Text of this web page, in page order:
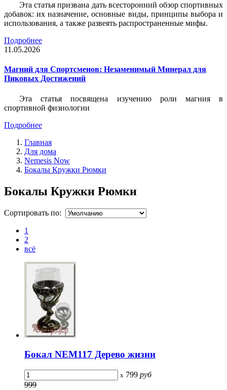
Эта статья призвана дать всесторонний обзор спортивных
добавок: их назначение, основные виды, принципы выбора и
использования, а также развеять распространенные мифы.
Подробнее
11.05.2026
Магний для Спортсменов: Незаменимый Минерал для
Пиковых Достижений
Эта статья посвящена изучению роли магния в
спортивной физиологии
Подробнее
Главная
Для дома
Nemesis Now
Бокалы Кружки Рюмки
Бокалы Кружки Рюмки
Сортировать по:
1
2
всё
Бокал NEM117 Дерево жизни
x 799 руб
999